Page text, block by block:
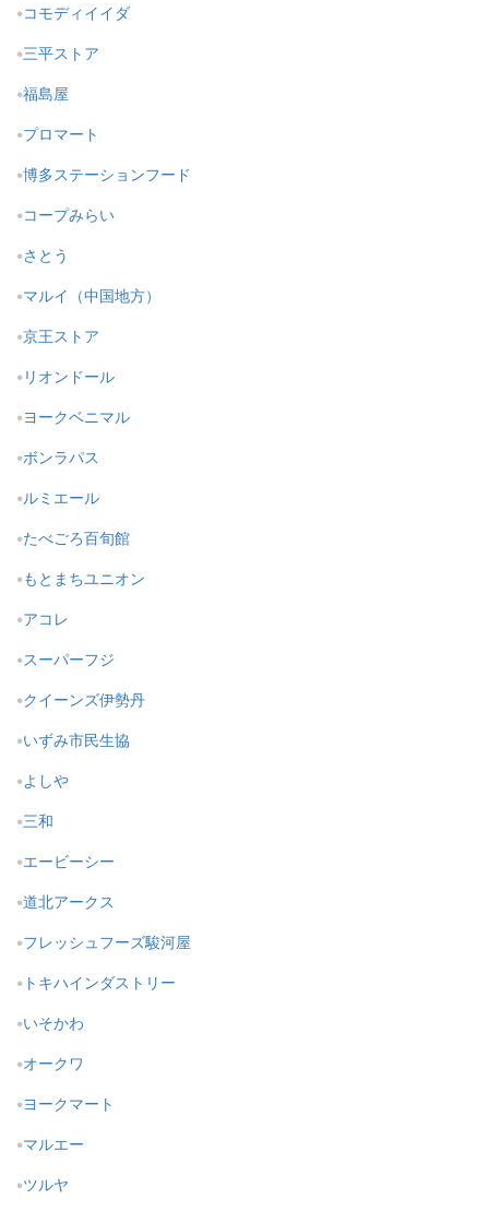
コモディイイダ
三平ストア
福島屋
プロマート
博多ステーションフード
コープみらい
さとう
マルイ（中国地方）
京王ストア
リオンドール
ヨークベニマル
ボンラパス
ルミエール
たべごろ百旬館
もとまちユニオン
アコレ
スーパーフジ
クイーンズ伊勢丹
いずみ市民生協
よしや
三和
エービーシー
道北アークス
フレッシュフーズ駿河屋
トキハインダストリー
いそかわ
オークワ
ヨークマート
マルエー
ツルヤ